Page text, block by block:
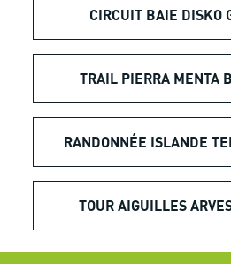
CIRCUIT BAIE DISKO
TRAIL PIERRA MENTA
RANDONNÉE ISLANDE
TOUR AIGUILLES